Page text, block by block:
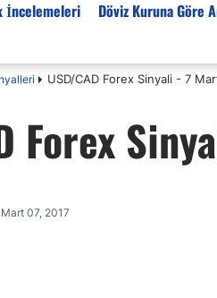
İncelemeleri Döviz Kuruna Göre
USD/CAD Forex Sinyali - 7
Forex
07, 2017